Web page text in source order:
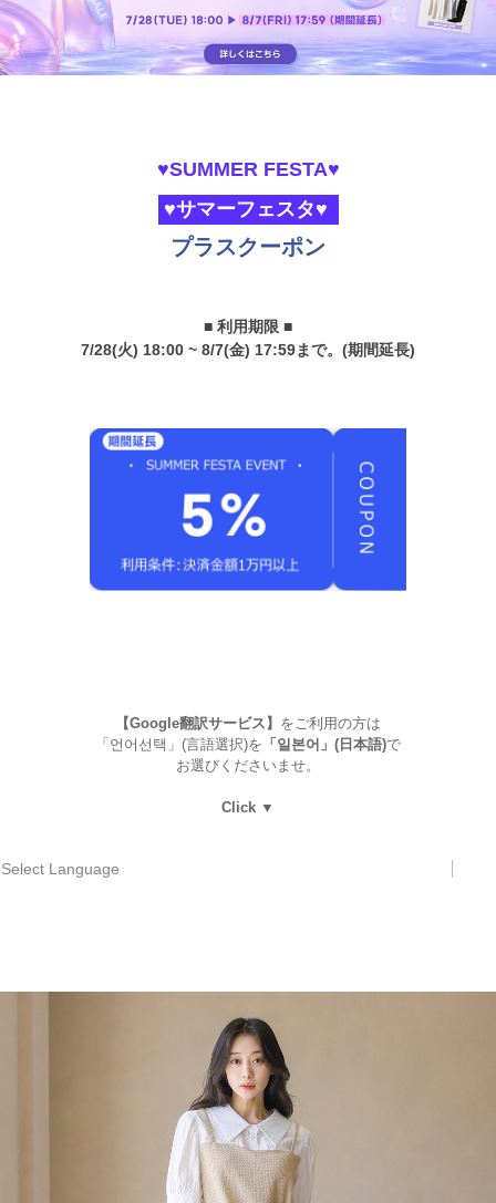
♥SUMMER FESTA♥
♥サマーフェスタ♥
プラスクーポン
■ 利用期限 ■
7/28(火) 18:00 ~ 8/7(金) 17:59まで。(期間延長)
【Google翻訳サービス】 をご利用の方は
「언어선택」(言語選択)を 「일본어」(日本語)で
お選びくださいませ。
Click ▼
Select Language